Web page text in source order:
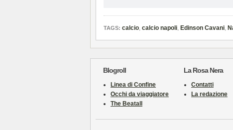
TAGS: calcio, calcio napoli, Edinson Cavani,
Blogroll
Linea di Confine
Occhi da viaggiatore
The Beatall
La Rosa Nera
Contatti
La redazione